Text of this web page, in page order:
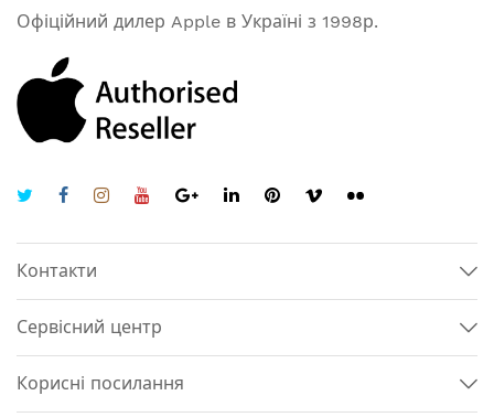
Офіційний дилер Apple в Україні з 1998р.
Контакти
Сервісний центр
Корисні посилання